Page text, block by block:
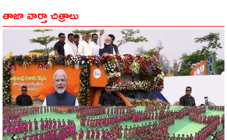
తాజా వార్తా చిత్రాలు